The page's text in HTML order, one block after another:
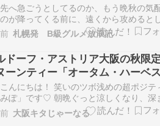
へ急ごうとしてるのか、もう晩秋の気
が降ってくる前に、遠くから攻めると
通と厚別西通に挟まれた閑静な住宅街。
線「ひばりが丘駅」から徒歩５分ほど。
ろにポツンと２階建ての佇まい並びの３
いけど、ここだけ営業中。 店の前が
札幌発 B級グルメ放浪記
ドーフ・アストリア大阪の秋限
ーンティー「オータム・ハーベ
レット」が登場【10/1～11/30】
んにちは！ 笑いのツボ浅めの超ポジテ
ぽ」です♡ 朝晩ぐっと涼しくなり、深
を感じています。 今回は実り豊かな秋
わう、華やかなアフタヌーンティーをご
大阪キタじゃーなる